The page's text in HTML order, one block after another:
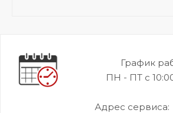
График
ПН - ПТ с
Адрес сервиса: